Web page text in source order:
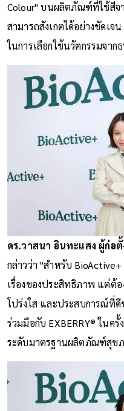
Colour" บนผลิตภัณฑ์ที่ใช้สีจ
สามารถสังเกตได้อย่างชัดเ
ในการเลือกใช้นวัตกรรมจาก
ดร.วาสนา อินทะแสง ผู้ก่อ
กล่าวว่า "สำหรับ
เรื่องของประสิทธิภาพ แต่ต้
โปร่งใส และประสบการณ์ที่ดี
ร่วมมือกับ EXBERRY® ในค
ระดับมาตรฐานผลิตภัณฑ์สุข